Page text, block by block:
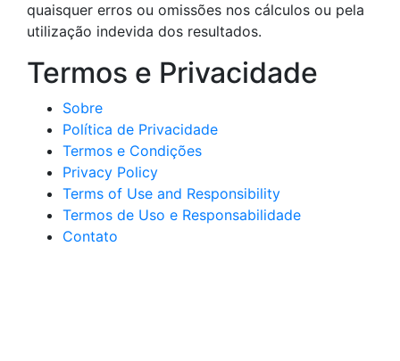
quaisquer erros ou omissões nos cálculos ou pela
utilização indevida dos resultados.
Termos e Privacidade
Sobre
Política de Privacidade
Termos e Condições
Privacy Policy
Terms of Use and Responsibility
Termos de Uso e Responsabilidade
Contato